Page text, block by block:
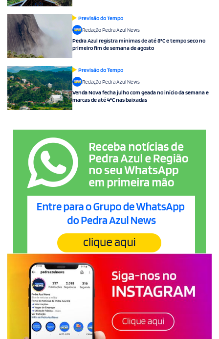
Previsão do Tempo
Redação Pedra Azul News
Pedra Azul registra mínimas de até 8°C e tempo seco no
primeiro fim de semana de agosto
Previsão do Tempo
Redação Pedra Azul News
Venda Nova fecha julho com geada no início da semana e
marcas de até 4°C nas baixadas